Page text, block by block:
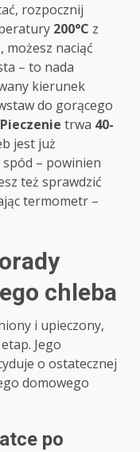
rozpocznij
200°C z
możesz naciąć
– to nada
kierunek
do gorącego
Pieczenie trwa 40-
jest już
– powinien
też sprawdzić
termometr –
chleba
i upieczony,
Jego
o ostatecznej
domowego
po